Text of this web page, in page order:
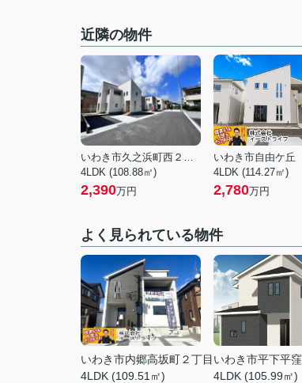
近隣の物件
いわき市久之浜町西２丁目
4LDK (108.88㎡)
2,390万円
いわき市自由ケ丘
4LDK (114.27㎡)
2,780万円
よく見られている物件
いわき市内郷高坂町２丁目
4LDK (109.51㎡)
いわき市平下平
4LDK (105.99㎡)